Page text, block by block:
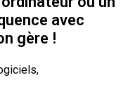
avec
gère !